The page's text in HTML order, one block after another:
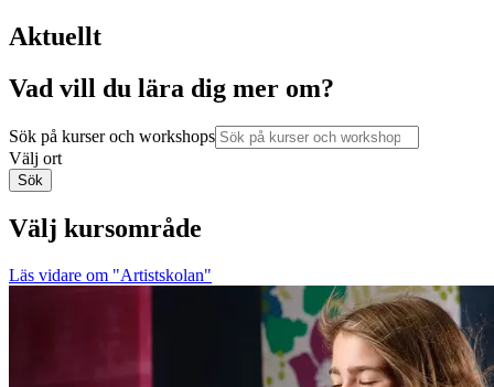
Aktuellt
Vad vill du lära dig mer om?
Sök på kurser och workshops
Välj ort
Sök
Välj kursområde
Läs vidare om "Artistskolan"